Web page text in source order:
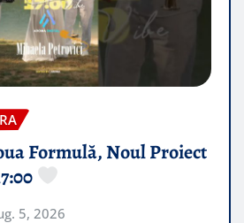
Formulă, Noul Proiect
5, 2026